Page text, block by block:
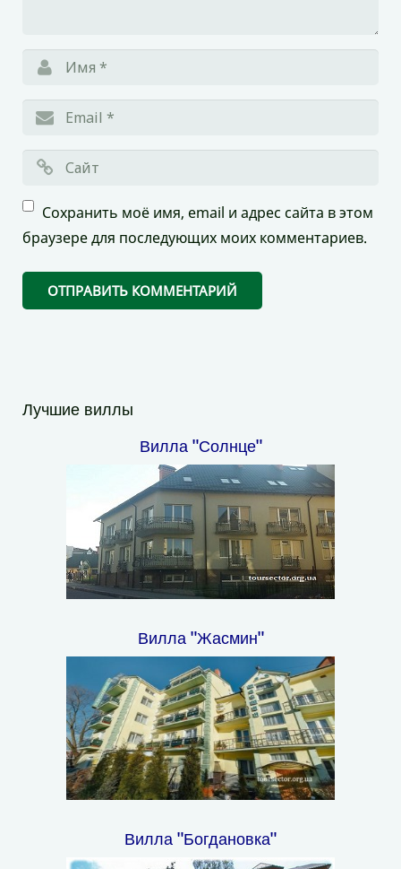
Сохранить моё имя, email и адрес сайта в этом
браузере для последующих моих комментариев.
Лучшие виллы
Вилла "Солнце"
Вилла "Жасмин"
Вилла "Богдановка"